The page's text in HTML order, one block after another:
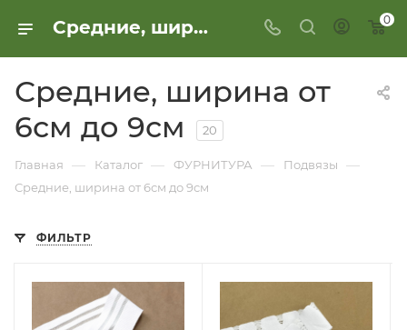
Средние, ширина от 6см до 9см 0
Средние, ширина от
6см до 9см
20
Главная — Каталог — ФУРНИТУРА — Подвязы —
Средние, ширина от 6см до 9см
ФИЛЬТР